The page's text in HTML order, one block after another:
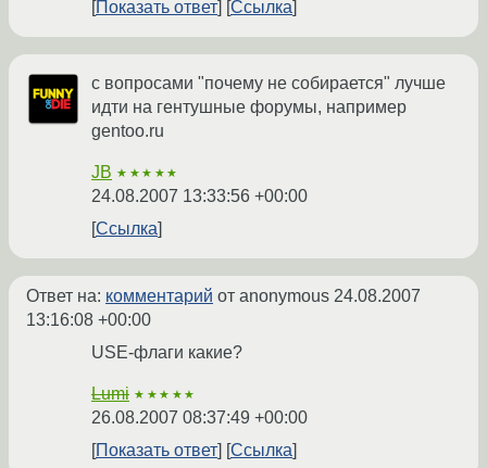
Показать ответ
Ссылка
с вопросами "почему не собирается" лучше
идти на гентушные форумы, например
gentoo.ru
JB ★★★★★
24.08.2007 13:33:56 +00:00
Ссылка
Ответ на: комментарий от anonymous 24.08.2007
13:16:08 +00:00
USE-флаги какие?
Lumi ★★★★★
26.08.2007 08:37:49 +00:00
Показать ответ
Ссылка